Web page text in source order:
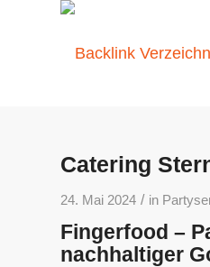
Catering
24. Mai 2024 / in
Fingerfood –
nachhaltiger